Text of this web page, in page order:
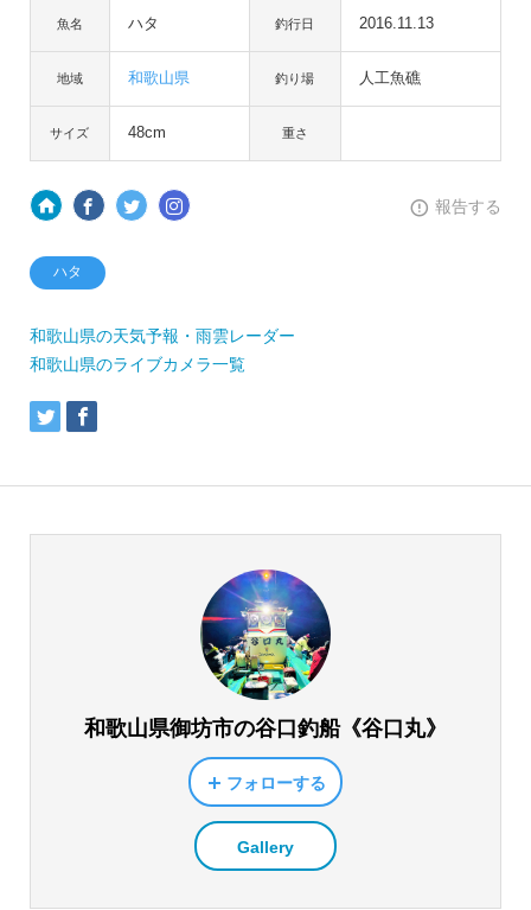
魚名 ハタ 釣行日 2016.11.13
地域 和歌山県 釣り場 人工魚礁
サイズ 48cm 重さ
報告する
ハタ
和歌山県の天気予報・雨雲レーダー
和歌山県のライブカメラ一覧
和歌山県御坊市の谷口釣船《谷口丸》
フォローする
Gallery